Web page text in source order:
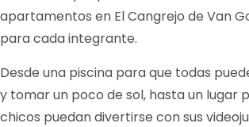
apartamentos en El Cangrejo de Van
para cada integrante.
Desde una piscina para que todas
y tomar un poco de sol, hasta un lugar
chicos puedan divertirse con sus